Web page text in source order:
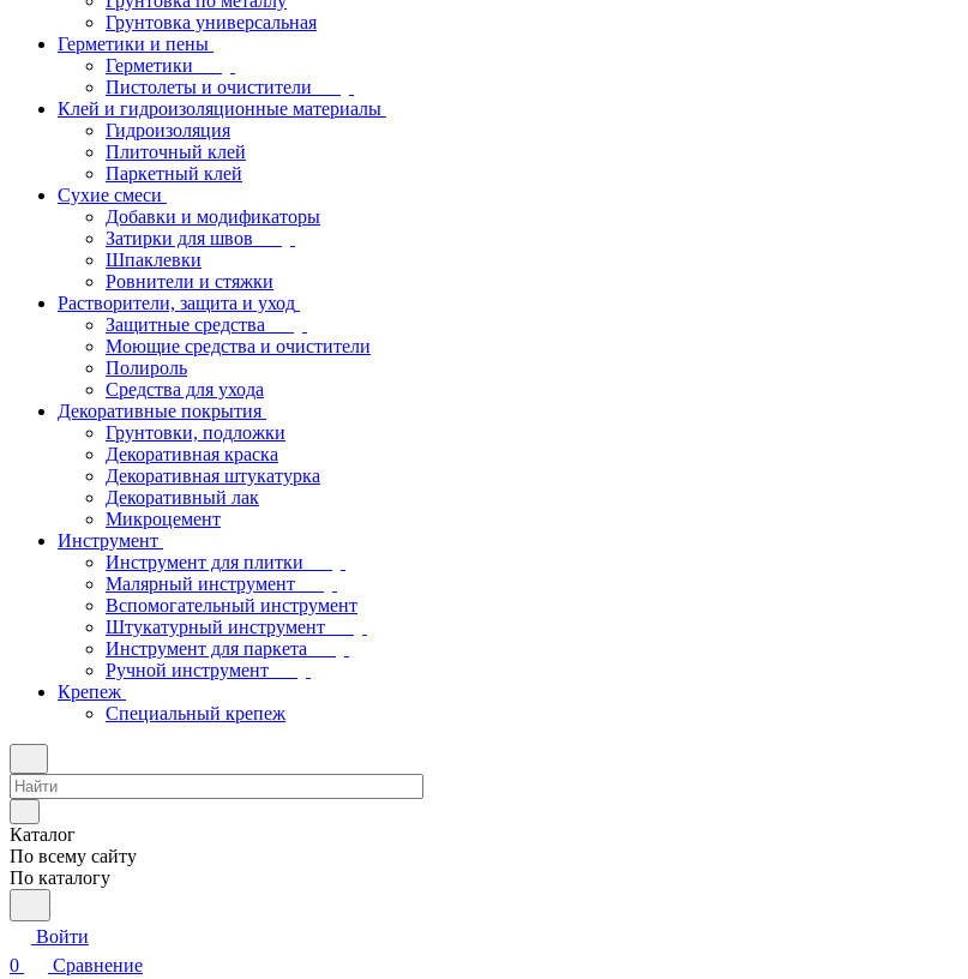
Грунтовка универсальная
Герметики и пены
Герметики
Пистолеты и очистители
Клей и гидроизоляционные материалы
Гидроизоляция
Плиточный клей
Паркетный клей
Сухие смеси
Добавки и модификаторы
Затирки для швов
Шпаклевки
Ровнители и стяжки
Растворители, защита и уход
Защитные средства
Моющие средства и очистители
Полироль
Средства для ухода
Декоративные покрытия
Грунтовки, подложки
Декоративная краска
Декоративная штукатурка
Декоративный лак
Микроцемент
Инструмент
Инструмент для плитки
Малярный инструмент
Вспомогательный инструмент
Штукатурный инструмент
Инструмент для паркета
Ручной инструмент
Крепеж
Специальный крепеж
Каталог
По всему сайту
По каталогу
Войти
0
Сравнение